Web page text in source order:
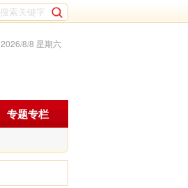
2026/8/8 星期六
专题专栏